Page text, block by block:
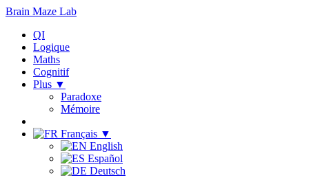
Brain Maze Lab
QI
Logique
Maths
Cognitif
Plus ▼
Paradoxe
Mémoire
Français ▼
English
Español
Deutsch